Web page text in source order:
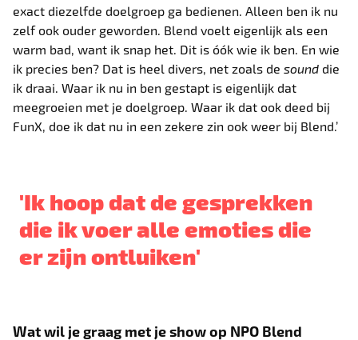
exact diezelfde doelgroep ga bedienen. Alleen ben ik nu
zelf ook ouder geworden. Blend voelt eigenlijk als een
warm bad, want ik snap het. Dit is óók wie ik ben. En wie
ik precies ben? Dat is heel divers, net zoals desound die
ik draai. Waar ik nu in ben gestapt is eigenlijk dat
meegroeien met je doelgroep. Waar ik dat ook deed bij
FunX, doe ik dat nu in een zekere zin ook weer bij Blend.’
'Ik hoop dat de gesprekken
die ik voer alle emoties die
er zijn ontluiken'
Wat wil je graag met je show op NPO Blend